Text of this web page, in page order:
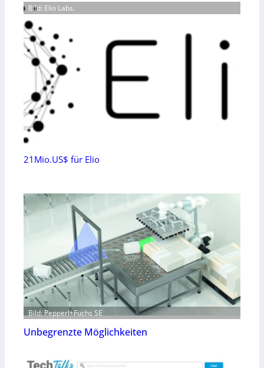
Bild: Elio Labs.
21Mio.US$ für Elio
Bild: Pepperl+Fuchs SE
Unbegrenzte Möglichkeiten